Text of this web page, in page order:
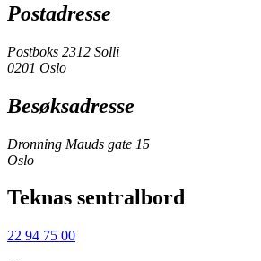
Postadresse
Postboks 2312 Solli
0201 Oslo
Besøksadresse
Dronning Mauds gate 15
Oslo
Teknas sentralbord
22 94 75 00